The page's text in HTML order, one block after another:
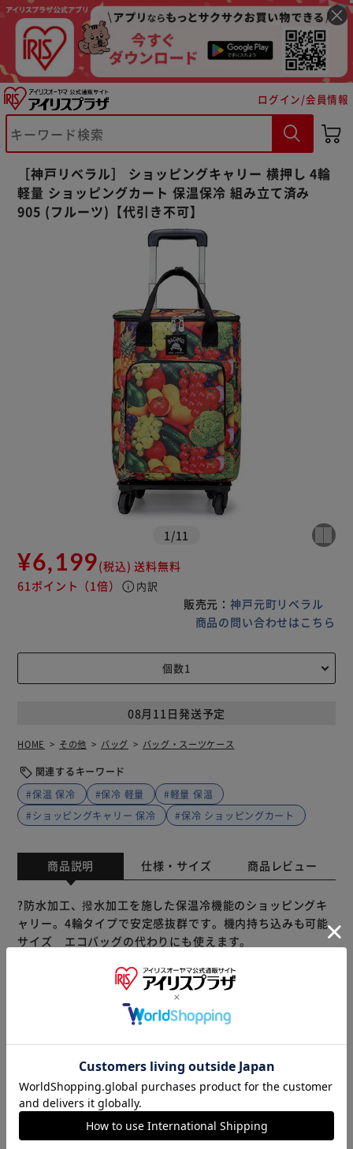
ログイン/会員情報
［神戸リベラル］ ショッピングキャリー 横押し 4輪
軽量 ショッピングカート 保温保冷 組み立て済み
905 (フルーツ)【代引き不可】
1 /11
¥6,199(税込) 送料無料
61ポイント （1倍） info 内訳
販売元：神戸元町リベラル
商品の問い合わせはこちら
08月11日発送予定
HOME その他 バッグ バッグ・スーツケース
関連するキーワード
#保温 保冷
#保冷 軽量
#軽量 保温
#ショッピングキャリー 保冷
#保冷 ショッピングカート
商品説明 仕様・サイズ 商品レビュー
?防水加工、撥水加工を施した保温冷機能のショッピングキ
ャリー。4輪タイプで安定感抜群です。機内持ち込みも可能
サイズ エコバッグの代わりにも使えます。
容量は約30リットル。耐荷重量は10kgです。
?4輪キャスターでスムーズな動きを実現。ハンドルバーは３
段階調整。固定式で安定した使い心地。
?本体部分の取り外し可能。単独でバッグのみの使用もでき
るので使えるシーンが広がります。
?プレゼントにも最適。お年寄りにも安心。組み立てた状態
でのお届けになります。箱から出してすぐ使える便利さで
?杖代わりのご利用は危険ですのでご遠慮ください。
※製品は予告なく仕様を変更する場合がございます。あらか
じめご了承ください。
※ご確認ください
カートに入れる 購入手続きへ